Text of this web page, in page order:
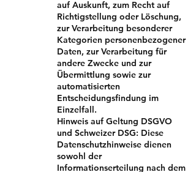
auf Auskunft, zum Recht auf
Richtigstellung oder Löschung,
zur Verarbeitung besonderer
Kategorien personenbezogener
Daten, zur Verarbeitung für
andere Zwecke und zur
Übermittlung sowie zur
automatisierten
Entscheidungsfindung im
Einzelfall.
Hinweis auf Geltung DSGVO
und Schweizer DSG: Diese
Datenschutzhinweise dienen
sowohl der
Informationserteilung nach dem